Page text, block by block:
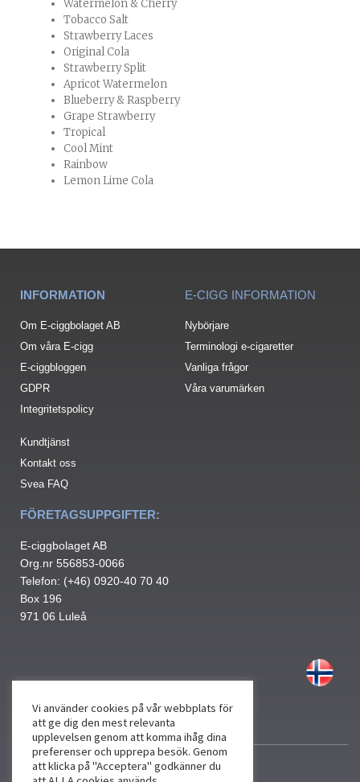
Watermelon & Cherry
Tobacco Salt
Strawberry Laces
Original Cola
Strawberry Split
Apricot Watermelon
Blueberry & Raspberry
Grape Strawberry
Tropical
Cool Mint
Rainbow
Lemon Lime Cola
INFORMATION
Om E-ciggbolaget AB
Om våra E-cigg
E-ciggbloggen
GDPR
Integritetspolicy
Kundtjänst
Kontakt oss
Svea FAQ
E-CIGG INFORMATION
Nybörjare
Terminologi e-cigaretter
Vanliga frågor
Våra varumärken
FÖRETAGSUPPGIFTER:
E-ciggbolaget AB
Org.nr 556853-0066
Telefon: (+46) 0920-40 70 40
Box 196
971 06 Luleå
Vi använder cookies på vår webbplats för
att ge dig den mest relevanta
upplevelsen genom att komma ihåg dina
preferenser och upprepa besök. Genom
att klicka på "Acceptera" godkänner du